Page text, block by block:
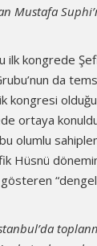
Musta­fa
ilk kongrede
da
kongresi
ortaya
olumlu
Hüsnü